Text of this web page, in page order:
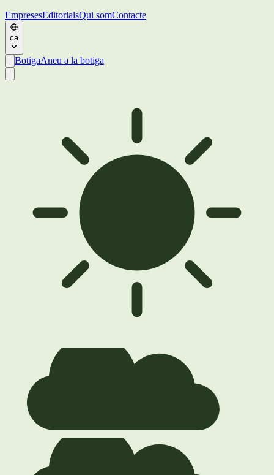
EmpresesEditorialsQui somContacte
ca
BotigaAneu a la botiga